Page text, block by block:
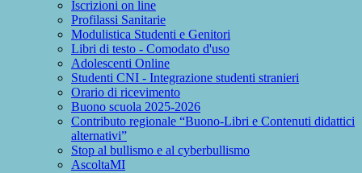
Iscrizioni on line
Profilassi Sanitarie
Modulistica Studenti e Genitori
Libri di testo - Comodato d'uso
Adolescenti Online
Studenti CNI - Integrazione studenti stranieri
Orario di ricevimento
Buono scuola 2025-2026
Contributo regionale “Buono-Libri e Contenuti didattici
alternativi”
Stop al bullismo e al cyberbullismo
AscoltaMI